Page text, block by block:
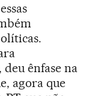
ênfase na
agora que